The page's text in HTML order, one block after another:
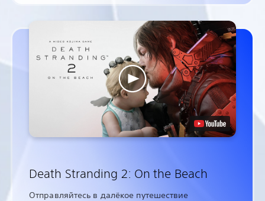
Death Stranding 2: On the Beach
Отправляйтесь в далёкое путешествие